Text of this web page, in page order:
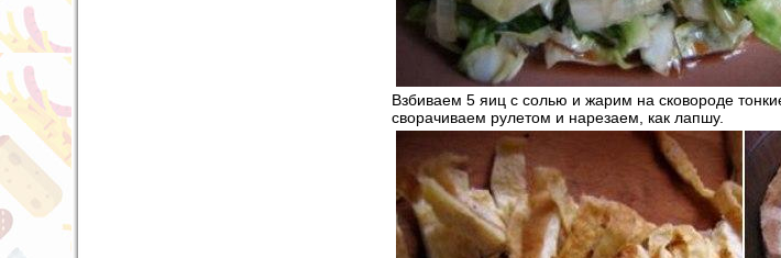
Взбиваем 5 яиц с солью и жарим на сковороде
сворачиваем рулетом и нарезаем, как лапшу.